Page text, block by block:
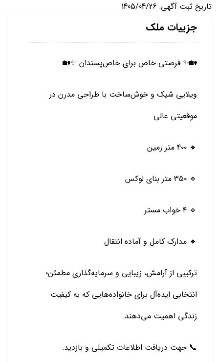
تاریخ ثبت آگهی: 1405/04/26
جزییات ملک
🏡✨ فرصتی خاص برای خاص‌پسندان ✨🏡
ویلایی شیک و خوش‌ساخت با طراحی مدرن در
موقعیتی عالی
🔹 ۴۰۰ متر زمین
🔹 ۳۵۰ متر بنای لوکس
🔹 ۴ خواب مستر
🔹 مدارک کامل و آماده انتقال
ترکیبی از آرامش، زیبایی و سرمایه‌گذاری مطمئن؛
انتخابی ایده‌آل برای خانواده‌هایی که به کیفیت
زندگی اهمیت می‌دهند.
📞 جهت دریافت اطلاعات تکمیلی و بازدید: